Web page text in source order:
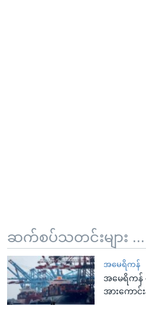
ဆက်စပ်သတင်းများ ...
အမေရိကန်
အမေရိကန်
အားကောင်